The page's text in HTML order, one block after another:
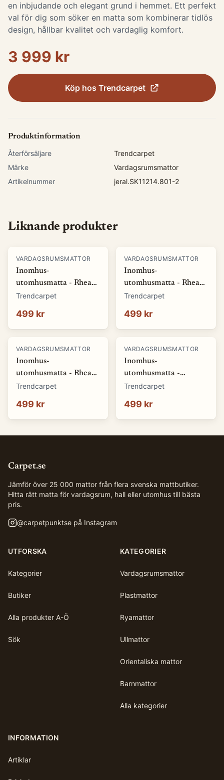
en inbjudande och elegant grund i hemmet. Ett perfekt
val för dig som söker en matta som kombinerar tidlös
design, hållbar kvalitet och vardaglig komfort.
3 999 kr
Köp hos Trendcarpet
Produktinformation
Återförsäljare
Trendcarpet
Märke
Vardagsrumsmattor
Artikelnummer
jeral.SK11214.801-2
Liknande produkter
VARDAGSRUMSMATTOR
Inomhus-
utomhusmatta - Rhea
(vit) (Storlek: 80 x 150
Trendcarpet
499 kr
VARDAGSRUMSMATTOR
Inomhus-
utomhusmatta - Rhea
(beige) (Storlek: 80 x
Trendcarpet
499 kr
VARDAGSRUMSMATTOR
Inomhus-
utomhusmatta - Rhea
(natur) (Storlek: 80 x
Trendcarpet
499 kr
VARDAGSRUMSMATTOR
Inomhus-
utomhusmatta -
Somerville (blå)
Trendcarpet
499 kr
Carpet.se
Jämför över 25 000 mattor från flera svenska mattbutiker.
Hitta rätt matta för vardagsrum, hall eller utomhus till bästa
pris.
@carpetpunktse på Instagram
UTFORSKA
Kategorier
Butiker
Alla produkter A-Ö
Sök
KATEGORIER
Vardagsrumsmattor
Plastmattor
Ryamattor
Ullmattor
Orientaliska mattor
Barnmattor
Alla kategorier
INFORMATION
Artiklar